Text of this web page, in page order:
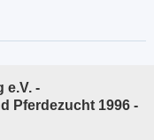
e.V. -
Pferdezucht 1996 -